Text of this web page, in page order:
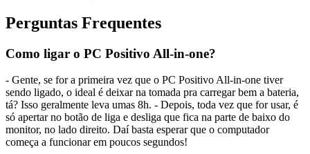
Perguntas Frequentes
Como ligar o PC Positivo All-in-one?
- Gente, se for a primeira vez que o PC Positivo All-in-one tiver
sendo ligado, o ideal é deixar na tomada pra carregar bem a bateria,
tá? Isso geralmente leva umas 8h. - Depois, toda vez que for usar, é
só apertar no botão de liga e desliga que fica na parte de baixo do
monitor, no lado direito. Daí basta esperar que o computador
começa a funcionar em poucos segundos!